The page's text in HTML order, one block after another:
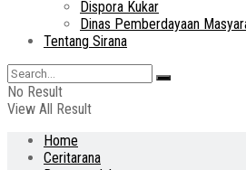
Dispora Kukar
Dinas Pemberdayaan
Tentang Sirana
No Result
View All Result
Home
Ceritarana